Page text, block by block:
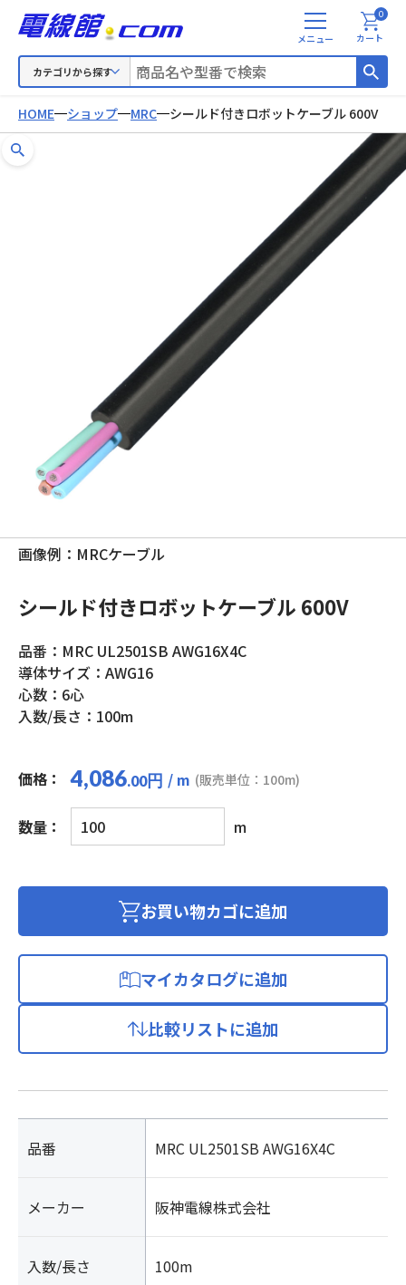
カテゴリから探す
メ
ニ
カート
0
HOME ショップ MRC シールド付きロボットケーブル 600V
画像例：MRCケーブル
シールド付きロボットケーブル 600V
品番：MRC UL2501SB AWG16X4C
導体サイズ：AWG16
心数：6心
入数/長さ：100m
価格： 4,086.00円 / m (販売単位：100m)
数量：
シ
ー
ド
ト
ー
600V
個
m
お買い物カゴに追加
マイカタログに追加
比較リストに追加
品番 MRC UL2501SB AWG16X4C
メーカー 阪神電線株式会社
入数/長さ 100m